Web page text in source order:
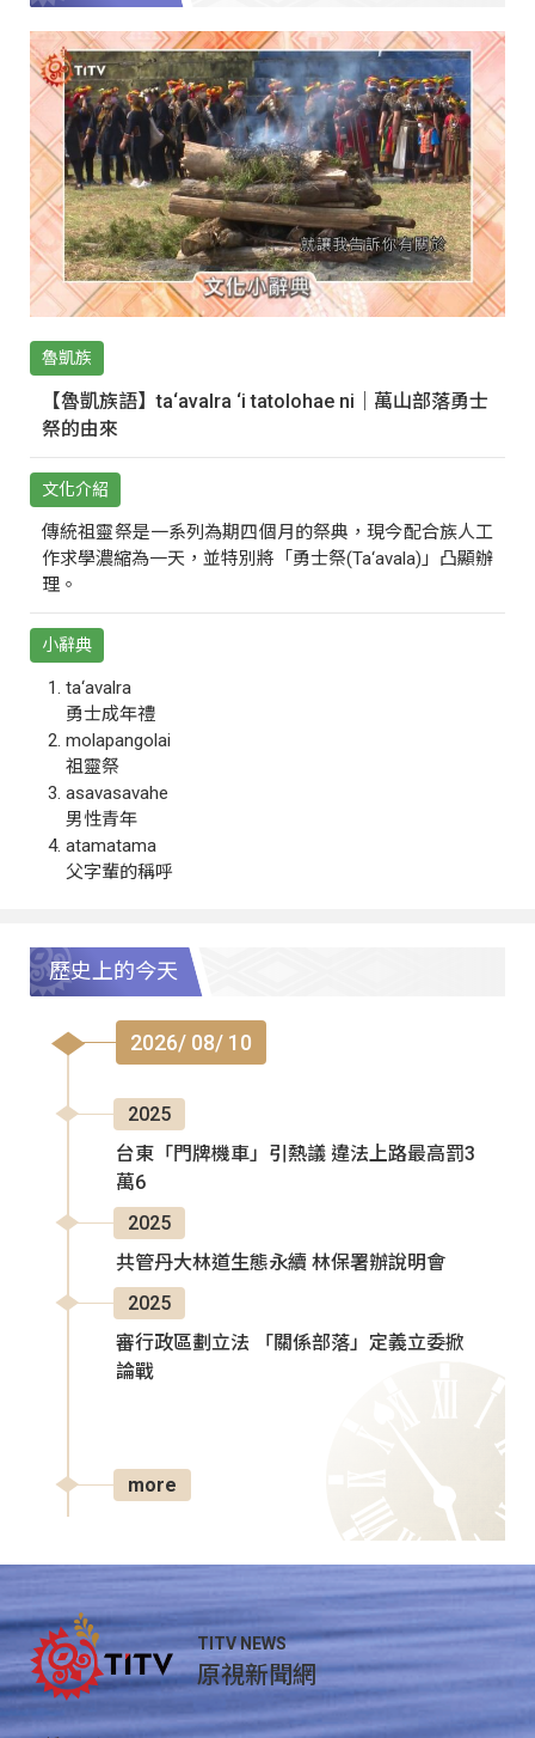
魯凱族
【魯凱族語】ta‘avalra ‘i tatolohae ni｜萬山部落勇士
祭的由來
文化介紹
傳統祖靈祭是一系列為期四個月的祭典，現今配合族人工
作求學濃縮為一天，並特別將「勇士祭(Ta‘avala)」凸顯辦
理。
小辭典
ta‘avalra
勇士成年禮
molapangolai
祖靈祭
asavasavahe
男性青年
atamatama
父字輩的稱呼
歷史上的今天
2026/ 08/ 10
2025
台東「門牌機車」引熱議 違法上路最高罰3
萬6
2025
共管丹大林道生態永續 林保署辦說明會
2025
審行政區劃立法 「關係部落」定義立委掀
論戰
more
TITV NEWS
原視新聞網